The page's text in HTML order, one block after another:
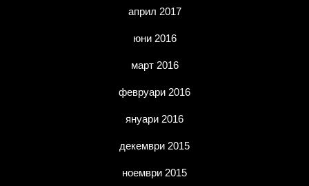
април 2017
юни 2016
март 2016
февруари 2016
януари 2016
декември 2015
ноември 2015